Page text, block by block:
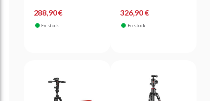
288,90 €
En stock
326,90 €
En stock